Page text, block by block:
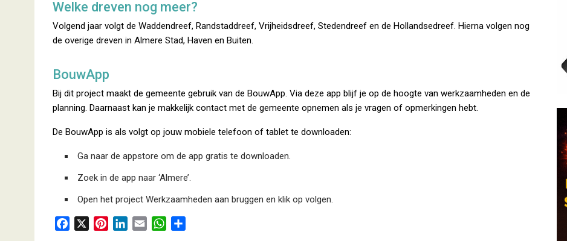
Welke dreven nog meer?
Volgend jaar volgt de Waddendreef, Randstaddreef, Vrijheidsdreef, Stedendreef en de Hollandsedreef. Hierna volgen nog
de overige dreven in Almere Stad, Haven en Buiten.
BouwApp
Bij dit project maakt de gemeente gebruik van de BouwApp. Via deze app blijf je op de hoogte van werkzaamheden en de
planning. Daarnaast kan je makkelijk contact met de gemeente opnemen als je vragen of opmerkingen hebt.
De BouwApp is als volgt op jouw mobiele telefoon of tablet te downloaden:
Ga naar de appstore om de app gratis te downloaden.
Zoek in de app naar ‘Almere’.
Open het project Werkzaamheden aan bruggen en klik op volgen.
W